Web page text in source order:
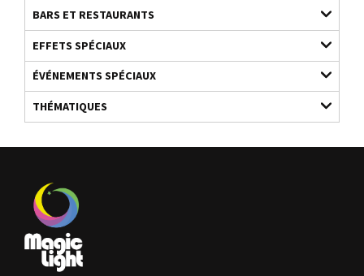
BARS ET RESTAURANTS
EFFETS SPÉCIAUX
ÉVÉNEMENTS SPÉCIAUX
THÉMATIQUES